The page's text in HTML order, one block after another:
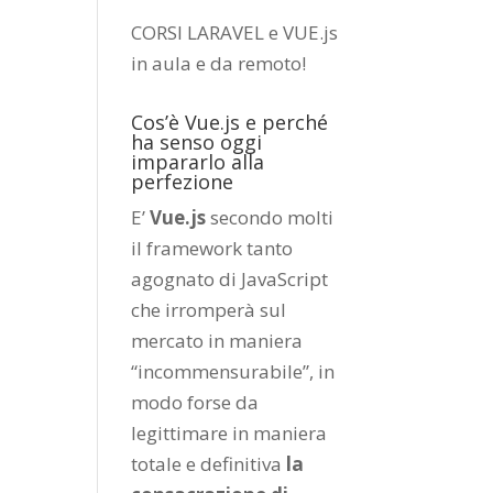
CORSI LARAVEL e VUE.js
in aula e da remoto!
Cos’è Vue.js e perché
ha senso oggi
impararlo alla
perfezione
E’Vue.jssecondo molti
il framework tanto
agognato di JavaScript
che irromperà sul
mercato in maniera
“incommensurabile”, in
modo forse da
legittimare in maniera
totale e definitiva la